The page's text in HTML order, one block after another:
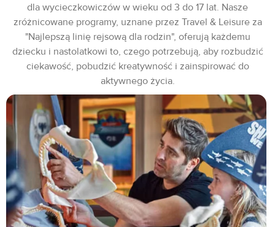
dla wycieczkowiczów w wieku od 3 do 17 lat. Nasze
zróżnicowane programy, uznane przez Travel & Leisure za
"Najlepszą linię rejsową dla rodzin", oferują każdemu
dziecku i nastolatkowi to, czego potrzebują, aby rozbudzić
ciekawość, pobudzić kreatywność i zainspirować do
aktywnego życia.